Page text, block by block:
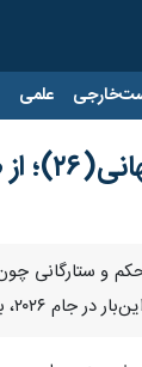
علمی
ایرانی